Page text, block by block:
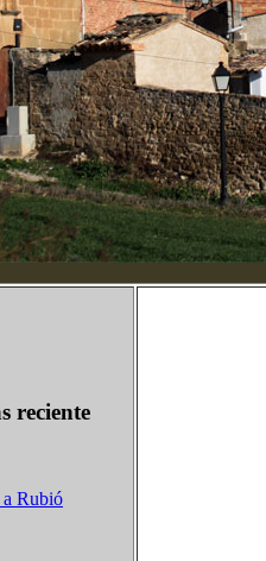
reciente
Rubió